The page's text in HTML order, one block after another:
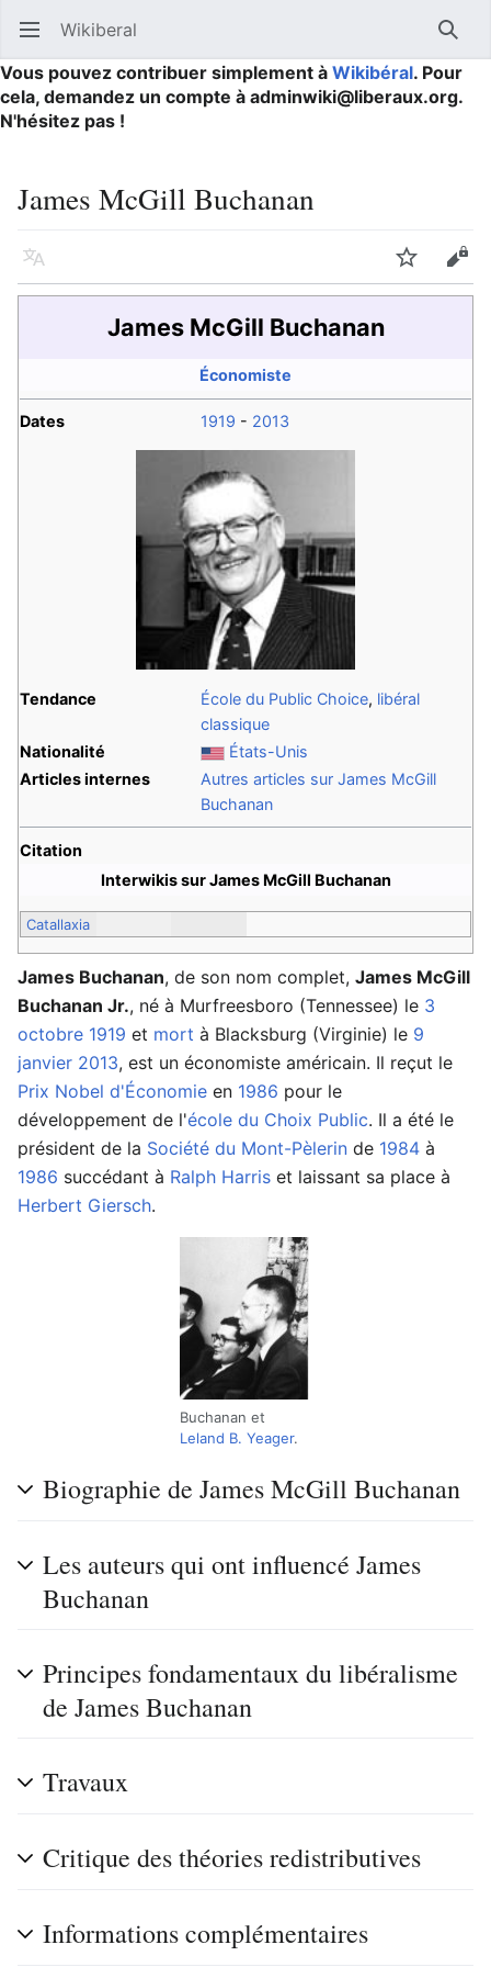
Ouvrir le menu principal Wikiberal
Vous pouvez contribuer simplement à Wikibéral. Pour
cela, demandez un compte à adminwiki@liberaux.org.
N'hésitez pas !
James McGill Buchanan
Langue Suivre
James McGill Buchanan
Économiste
Dates 1919 - 2013
Tendance École du Public Choice, libéral
classique
Nationalité
États-Unis
Articles internes
Autres articles sur James McGill
Buchanan
Citation
Interwikis sur James McGill Buchanan
Catallaxia
James Buchanan, de son nom complet, James McGill
Buchanan Jr., né à Murfreesboro (Tennessee) le 3
octobre 1919 et mort à Blacksburg (Virginie) le 9
janvier 2013, est un économiste américain. Il reçut le
Prix Nobel d'Économie en 1986 pour le
développement de l'école du Choix Public. Il a été le
président de la Société du Mont-Pèlerin de 1984 à
1986 succédant à Ralph Harris et laissant sa place à
Herbert Giersch.
Buchanan et
Leland B. Yeager.
Biographie de James McGill Buchanan
Les auteurs qui ont influencé James
Buchanan
Principes fondamentaux du libéralisme
de James Buchanan
Travaux
Critique des théories redistributives
Informations complémentaires